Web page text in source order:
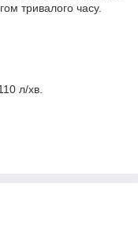
тривалого часу.
л/хв.